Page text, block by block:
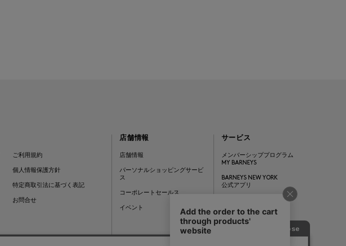
ご利用規約
個人情報保護方針
特定商取引法に基づく表記
お問合せ
店舗情報
店舗情報
パーソナルショッピングサービ
ス
コーポレートセールス
イベント
サービス
メンバーシッププログラム
MY BARNEYS
BARNEYS NEW YORK
公式アプリ